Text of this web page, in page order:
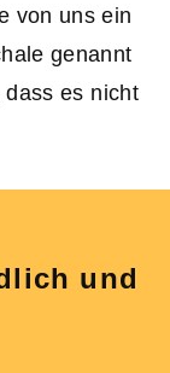
von uns ein
genannt
es nicht
und